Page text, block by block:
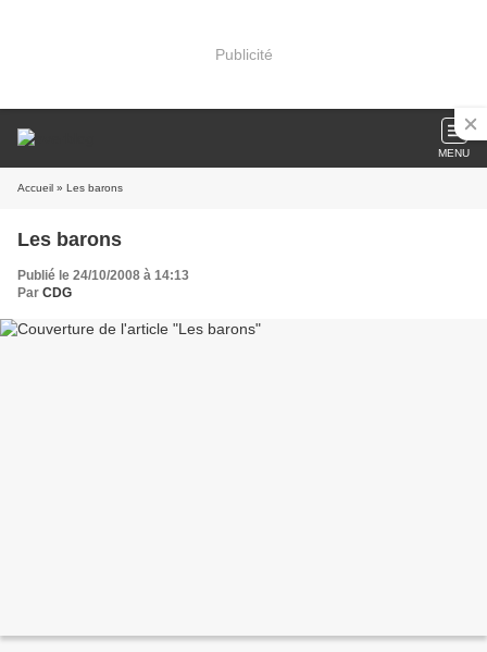
Publicité
MENU
Accueil » Les barons
Les barons
Publié le 24/10/2008 à 14:13
Par CDG